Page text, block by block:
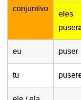
conjuntivo
eles
puser
eu puser
tu puser